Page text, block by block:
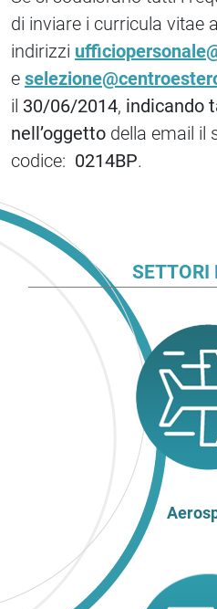
di inviare i curricula vitae
indirizzi
e
il 30/06/2014, indicando
nell’oggetto della email il
codice: 0214BP.
SETTORI